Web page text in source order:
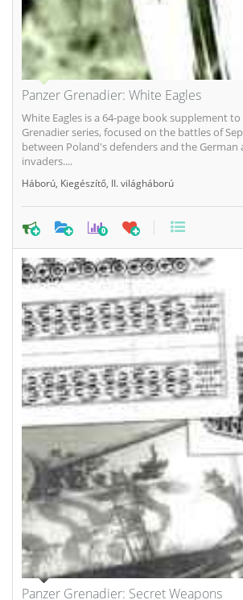
Panzer Grenadier: White Eagles
White Eagles is a 64-page book supplement
Grenadier series, focused on the battles of
between Poland's defenders and the German
invaders....
Háború Kiegészítő II. világháború
0
Panzer Grenadier: Secret Weapons